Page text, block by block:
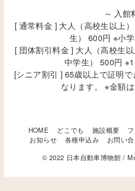
～ 入館
[ 通常料金 ] 大人（高校生以上
生） 600円 ※小
[ 団体割引料金 ] 大人（高校生
中学生） 500円
[シニア割引 ] 65歳以上で証明
なります。 ※金額
HOME どこでも 施設概要
お知らせ
各種申込み お問い
© 2022 日本自動車博物館 /